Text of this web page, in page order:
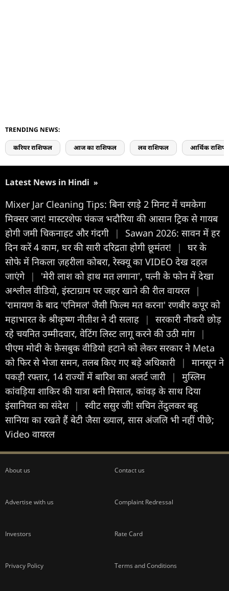
TRENDING NEWS:
करियर राशिफल आज का राशिफल लव राशिफल आर्थिक
Latest News in Hindi »
Mixer Jar Cleaning Tips: बिना रगड़े 2 मिनट में चमकेगा
मिक्सर जार! मास्टरशेफ पंकज भदौरिया की आसान ट्रिक से गायब
होगी जमी चिकनाहट और गंदगी
|
Sawan 2026: सावन में हर
दिन करें 4 काम, घर की सारी दरिद्रता होगी छूमंतर!
|
घर के
सोफे में निकला ज़हरीला कोबरा, रेस्क्यू का VIDEO देख दहल
जाएंगे |
'मेरी लाश को हाथ मत लगाना', पत्नी के फोन में देखा
अश्लील वीडियो, इंस्टाग्राम पर जहर खाने की रील वायरल |
'रामायण के बाद 'एनिमल' जैसी फिल्म मत करना' रणबीर कपूर को
महाभारत के श्रीकृष्ण नीतीश ने दी सलाह
|
सरकारी नौकरी छोड़
रहे चयनित उम्मीदवार, वेटिंग लिस्ट लागू करने की उठी मांग |
पीएम मोदी के फ़ेसबुक वीडियो हटाने को लेकर सरकार ने Meta
को फिर से भेजा समन, तलब किए गए बड़े अधिकारी
|
मानसून ने
पकड़ी रफ्तार, 14 राज्यों में बारिश का अलर्ट जारी
|
मुस्लिम
कांवड़िया शाकिर की यात्रा बनी मिसाल, कांवड़ के साथ दिया
इंसानियत का संदेश |
स्वीट ससुर जी! सचिन तेंदुलकर बहू
सानिया का रखते हैं बेटी जैसा ख्याल, सास अंजलि भी नहीं पीछे;
Video वायरल
About us Contact us
Advertise with us Complaint Redressal
Investors Rate Card
Privacy Policy Terms and Conditions